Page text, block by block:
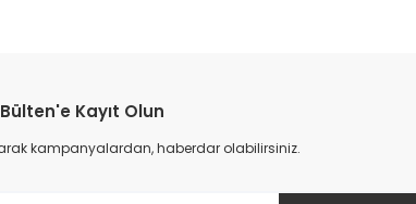
Kayıt Olun
kampanyalardan, haberdar olabilirsiniz.